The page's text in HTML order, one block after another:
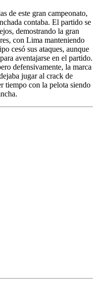
de este gran campeonato,
contaba. El partido se
demostrando la gran
con Lima manteniendo
cesó sus ataques, aunque
aventajarse en el partido.
defensivamente, la marca
jugar al crack de
tiempo con la pelota siendo